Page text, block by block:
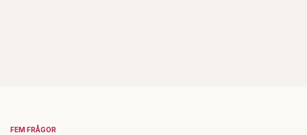
FEM FRÅGOR